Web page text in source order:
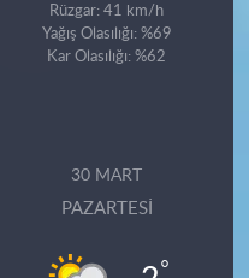
Rüzgar: 41 km/h
Yağış Olasılığı: %69
Kar Olasılığı: %62
30 MART
PAZARTESI
°